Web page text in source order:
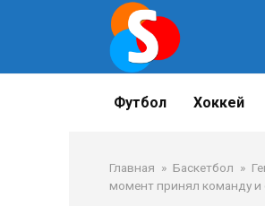
Футбол Хоккей
Главная » Баскетбол »
момент принял команду и